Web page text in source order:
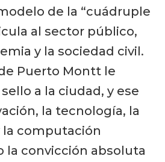
de la “cuádruple
al sector público,
y la sociedad civil.
Puerto Montt le
a la ciudad, y ese
la tecnología, la
computación
la convicción absoluta